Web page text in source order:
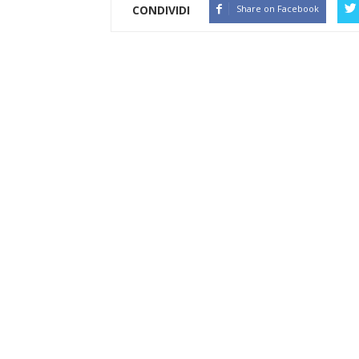
CONDIVIDI Share on Facebook